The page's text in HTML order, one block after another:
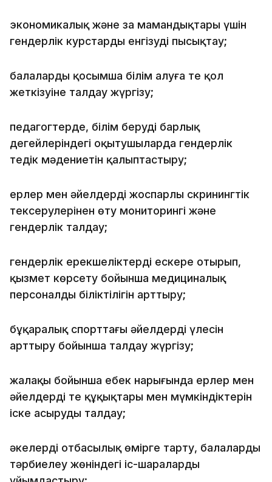
экономикалық және заң мамандықтары үшін
гендерлік курстарды енгізуді пысықтау;
балалардың қосымша білім алуға тең қол
жеткізуіне талдау жүргізу;
педагогтерде, білім берудің барлық
деңгейлеріндегі оқытушыларда гендерлік
теңдік мәдениетін қалыптастыру;
ерлер мен әйелдердің жоспарлы скринингтік
тексерулерінен өту мониторингі және
гендерлік талдау;
гендерлік ерекшеліктерді ескере отырып,
қызмет көрсету бойынша медициналық
персоналдың біліктілігін арттыру;
бұқаралық спорттағы әйелдердің үлесін
арттыру бойынша талдау жүргізу;
жалақы бойынша еңбек нарығында ерлер мен
әйелдердің тең құқықтары мен мүмкіндіктерін
іске асыруды талдау;
әкелерді отбасылық өмірге тарту, балаларды
тәрбиелеу жөніндегі іс-шараларды